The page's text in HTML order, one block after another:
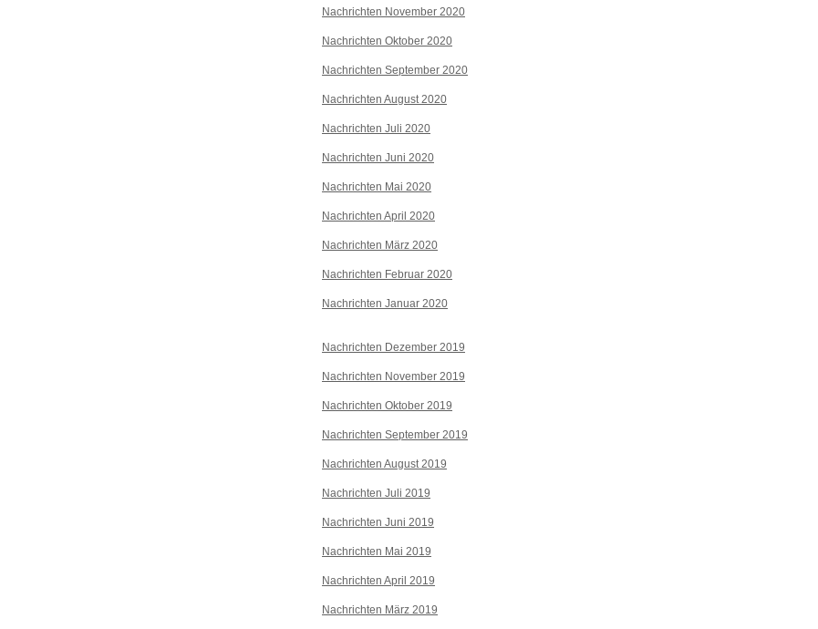
Nachrichten November 2020
Nachrichten Oktober 2020
Nachrichten September 2020
Nachrichten August 2020
Nachrichten Juli 2020
Nachrichten Juni 2020
Nachrichten Mai 2020
Nachrichten April 2020
Nachrichten März 2020
Nachrichten Februar 2020
Nachrichten Januar 2020
Nachrichten Dezember 2019
Nachrichten November 2019
Nachrichten Oktober 2019
Nachrichten September 2019
Nachrichten August 2019
Nachrichten Juli 2019
Nachrichten Juni 2019
Nachrichten Mai 2019
Nachrichten April 2019
Nachrichten März 2019